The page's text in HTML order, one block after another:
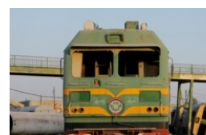
Вернутся
поиску
КАВКАЗ.РЕАЛИИ
СЕВЕР.РЕАЛИИ
СИБИРЬ.РЕАЛИИ
РАСПИСАНИЕ ВЕЩАНИЯ